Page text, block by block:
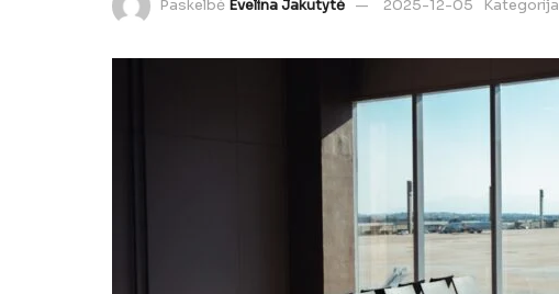
Paskelbė Evelina Jakutytė 2025-12-05 Kategorija